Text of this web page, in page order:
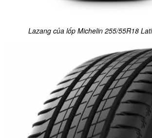
Lazang của lốp Michelin 255/55R18